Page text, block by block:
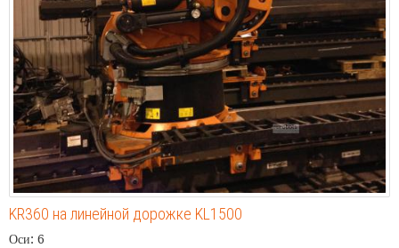
KR360 на линейной дорожке KL1500
Оси: 6